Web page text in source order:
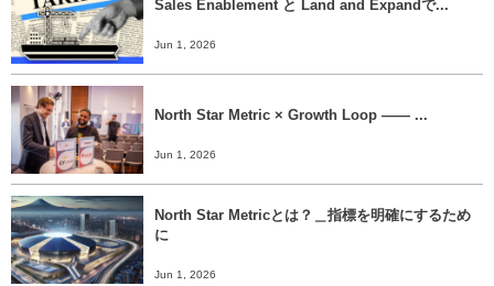
Sales Enablement と Land and Expandで...
Jun 1, 2026
North Star Metric × Growth Loop ―― ...
Jun 1, 2026
North Star Metricとは？＿指標を明確にするため
に
Jun 1, 2026